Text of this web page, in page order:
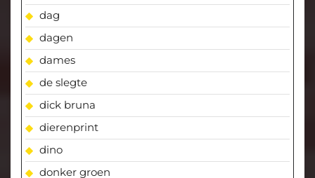
dag
dagen
dames
de slegte
dick bruna
dierenprint
dino
donker groen